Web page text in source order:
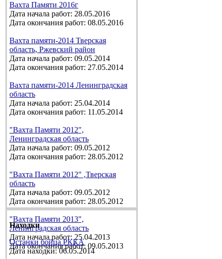
Вахта Памяти 2016г
Дата начала работ: 28.05.2016
Дата окончания работ: 08.05.2016
Вахта памяти-2014 Тверская
область, Ржевский район
Дата начала работ: 09.05.2014
Дата окончания работ: 27.05.2014
Вахта памяти-2014 Ленинградская
область
Дата начала работ: 25.04.2014
Дата окончания работ: 11.05.2014
"Вахта Памяти 2012",
Ленинградская область
Дата начала работ: 09.05.2012
Дата окончания работ: 28.05.2012
"Вахта Памяти 2012" ,Тверская
область
Дата начала работ: 09.05.2012
Дата окончания работ: 28.05.2012
"Вахта Памяти 2013",
Ленинградская область
Дата начала работ: 25.04.2013
Дата окончания работ: 09.05.2013
Находки
Останки бойца РККА
Дата находки: 06.05.2014